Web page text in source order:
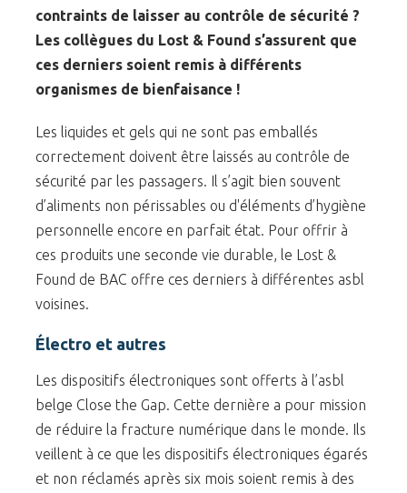
contraints de laisser au contrôle de sécurité ?
Les collègues du Lost & Found s’assurent que
ces derniers soient remis à différents
organismes de bienfaisance !
​Les liquides et gels qui ne sont pas emballés
correctement doivent être laissés au contrôle de
sécurité par les passagers. Il s’agit bien souvent
d’aliments non périssables ou d'éléments d’hygiène
personnelle encore en parfait état. Pour offrir à
ces produits une seconde vie durable, le Lost &
Found de BAC offre ces derniers à différentes asbl
voisines.
Électro et autres
Les dispositifs électroniques sont offerts à l’asbl
belge Close the Gap. Cette dernière a pour mission
de réduire la fracture numérique dans le monde. Ils
veillent à ce que les dispositifs électroniques égarés
et non réclamés après six mois soient remis à des